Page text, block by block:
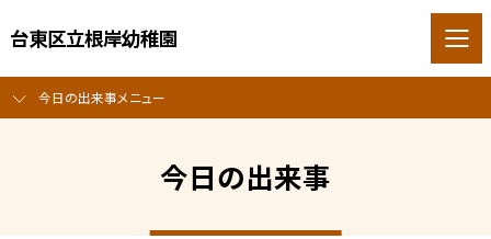
台東区立根岸幼稚園
今日の出来事メニュー
今日の出来事